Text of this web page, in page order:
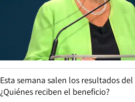
Esta semana salen los resultados
¿Quiénes reciben el beneficio?